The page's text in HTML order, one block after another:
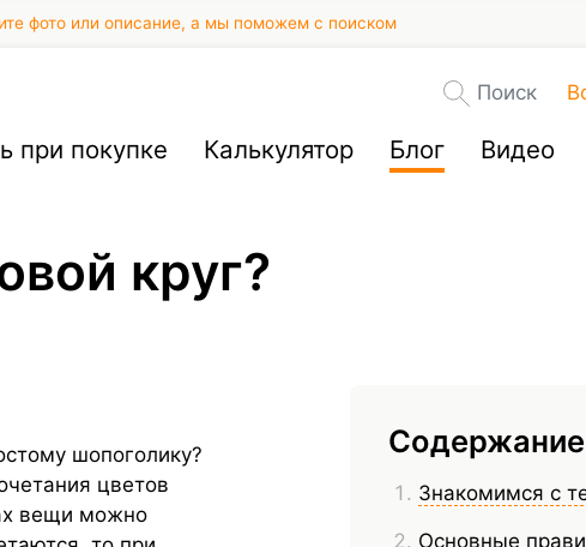
фото или описание, а мы поможем с поиском
Поиск
при покупке Калькулятор Блог Видео
круг?
Содержание
Знакомимся с
Основные
шопоголику?
цветов
вещи можно